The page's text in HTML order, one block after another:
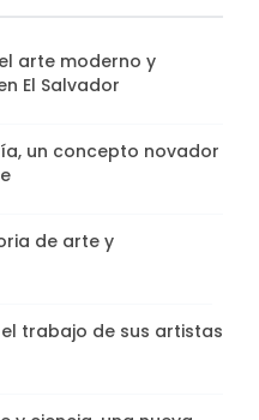
arte moderno y
El Salvador
un concepto novador
de arte y
trabajo de sus artistas